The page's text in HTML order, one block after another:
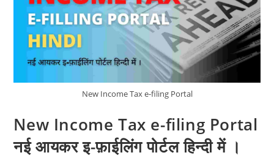
New Income Tax e-filing Portal
New Income Tax e-filing Portal
नई आयकर इ-फ़ाईलिंग पोर्टल हिन्दी में ।